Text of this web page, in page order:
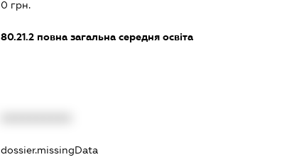
0 грн.
80.21.2повна загальна середня освіта
dossier.missingData